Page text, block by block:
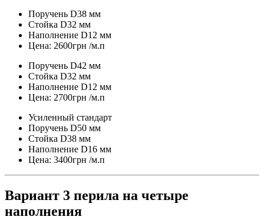
Поручень D38 мм
Стойка D32 мм
Наполнение D12 мм
Цена: 2600грн /м.п
Поручень D42 мм
Стойка D32 мм
Наполнение D12 мм
Цена: 2700грн /м.п
Усиленный стандарт
Поручень D50 мм
Стойка D38 мм
Наполнение D16 мм
Цена: 3400грн /м.п
Вариант 3 перила на четыре
наполнения